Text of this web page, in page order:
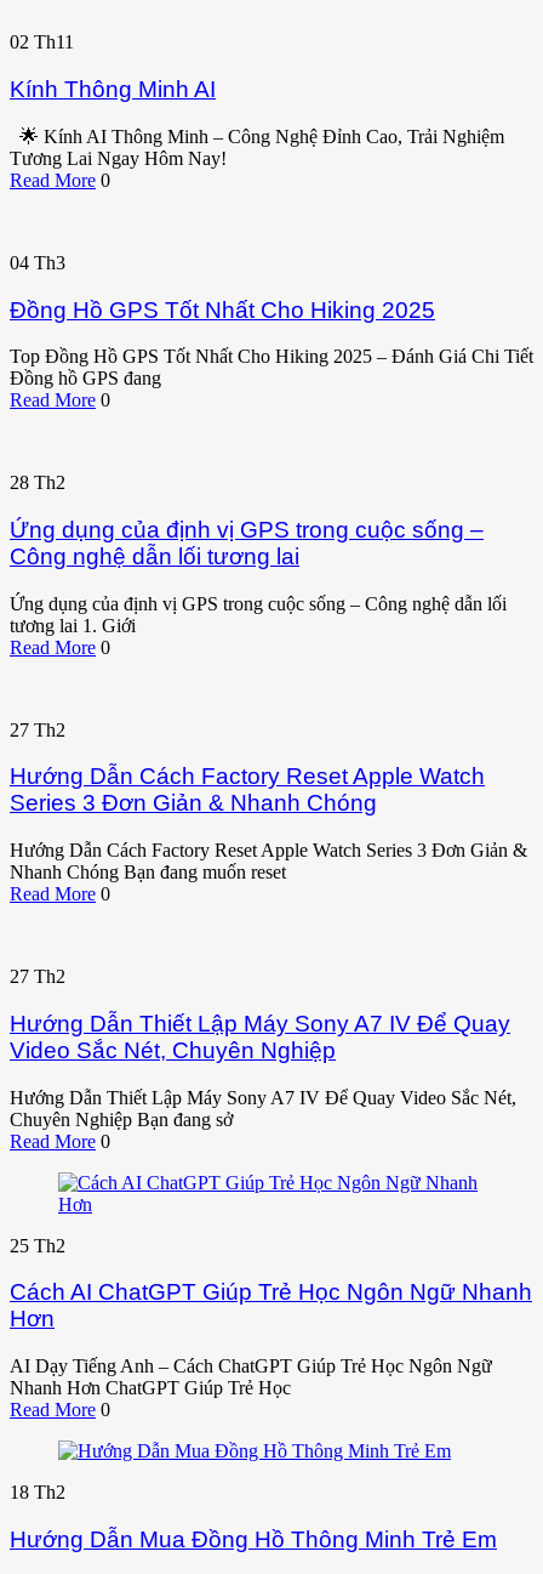
02 Th11
Kính Thông Minh AI
🌟 Kính AI Thông Minh – Công Nghệ Đỉnh Cao, Trải Nghiệm
Tương Lai Ngay Hôm Nay!
Read More 0
04 Th3
Đồng Hồ GPS Tốt Nhất Cho Hiking 2025
Top Đồng Hồ GPS Tốt Nhất Cho Hiking 2025 – Đánh Giá Chi Tiết
Đồng hồ GPS đang
Read More 0
28 Th2
Ứng dụng của định vị GPS trong cuộc sống –
Công nghệ dẫn lối tương lai
Ứng dụng của định vị GPS trong cuộc sống – Công nghệ dẫn lối
tương lai 1. Giới
Read More 0
27 Th2
Hướng Dẫn Cách Factory Reset Apple Watch
Series 3 Đơn Giản & Nhanh Chóng
Hướng Dẫn Cách Factory Reset Apple Watch Series 3 Đơn Giản &
Nhanh Chóng Bạn đang muốn reset
Read More 0
27 Th2
Hướng Dẫn Thiết Lập Máy Sony A7 IV Để Quay
Video Sắc Nét, Chuyên Nghiệp
Hướng Dẫn Thiết Lập Máy Sony A7 IV Để Quay Video Sắc Nét,
Chuyên Nghiệp Bạn đang sở
Read More 0
25 Th2
Cách AI ChatGPT Giúp Trẻ Học Ngôn Ngữ Nhanh
Hơn
AI Dạy Tiếng Anh – Cách ChatGPT Giúp Trẻ Học Ngôn Ngữ
Nhanh Hơn ChatGPT Giúp Trẻ Học
Read More 0
18 Th2
Hướng Dẫn Mua Đồng Hồ Thông Minh Trẻ Em